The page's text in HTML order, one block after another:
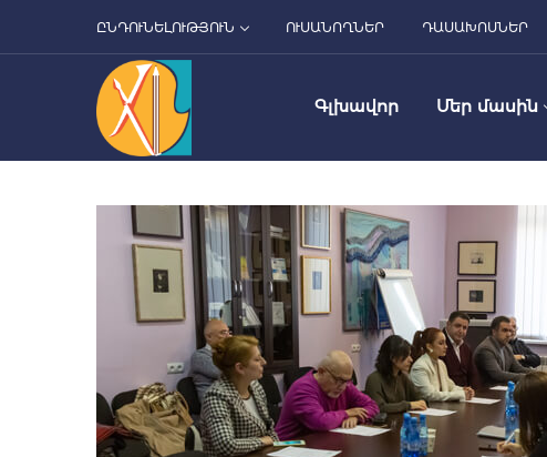
ԸՆԴՈՒՆԵԼՈՒԹՅՈՒՆ ՈՒՍԱՆՈՂՆԵՐ ԴԱՍԱԽՈՍՆԵՐ
Գլխավոր Մեր մասին